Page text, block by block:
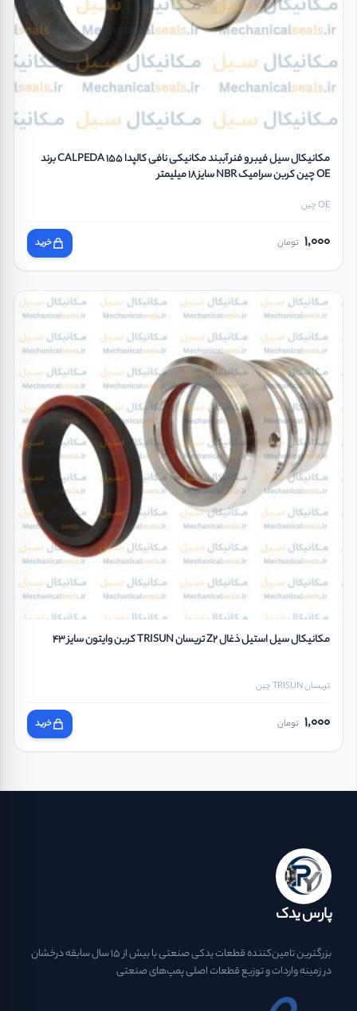
مکانیکال سیل فیبر و فنر آببند مکانیکی نافی کالپدا CALPEDA 155 برند
OE چین کربن سرامیک NBR سایز 18 میلیمتر
OE چین
1,000 تومان خرید
مکانیکال سیل استیل ذغال Z2 تریسان TRISUN کربن وایتون سایز 43
تریسان TRISUN چین
1,000 تومان خرید
پارس یدک
بزرگترین تامین‌کننده قطعات یدکی صنعتی با بیش از ۱۵ سال سابقه درخشان
در زمینه واردات و توزیع قطعات اصلی پمپ‌های صنعتی